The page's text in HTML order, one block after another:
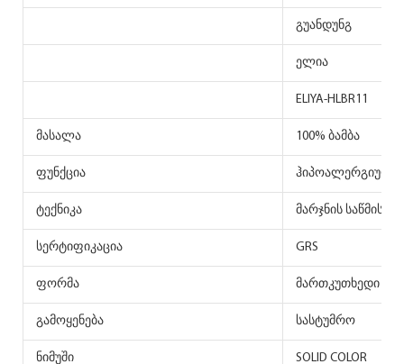
გუანდუნგ
ელია
ELIYA-HLBR11
მასალა 100% ბამბა
ფუნქცია ჰიპოალერგიული
ტექნიკა მარჯნის საწმისი
სერტიფიკაცია GRS
ფორმა მართკუთხედი
გამოყენება სასტუმრო
ნიმუში SOLID COLOR